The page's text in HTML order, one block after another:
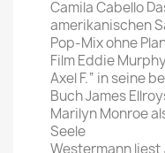
Camila Cabello
amerikanischen
Pop-Mix ohne
Film Eddie
Axel F.“ in seine
Buch James
Marilyn Monroe
Seele